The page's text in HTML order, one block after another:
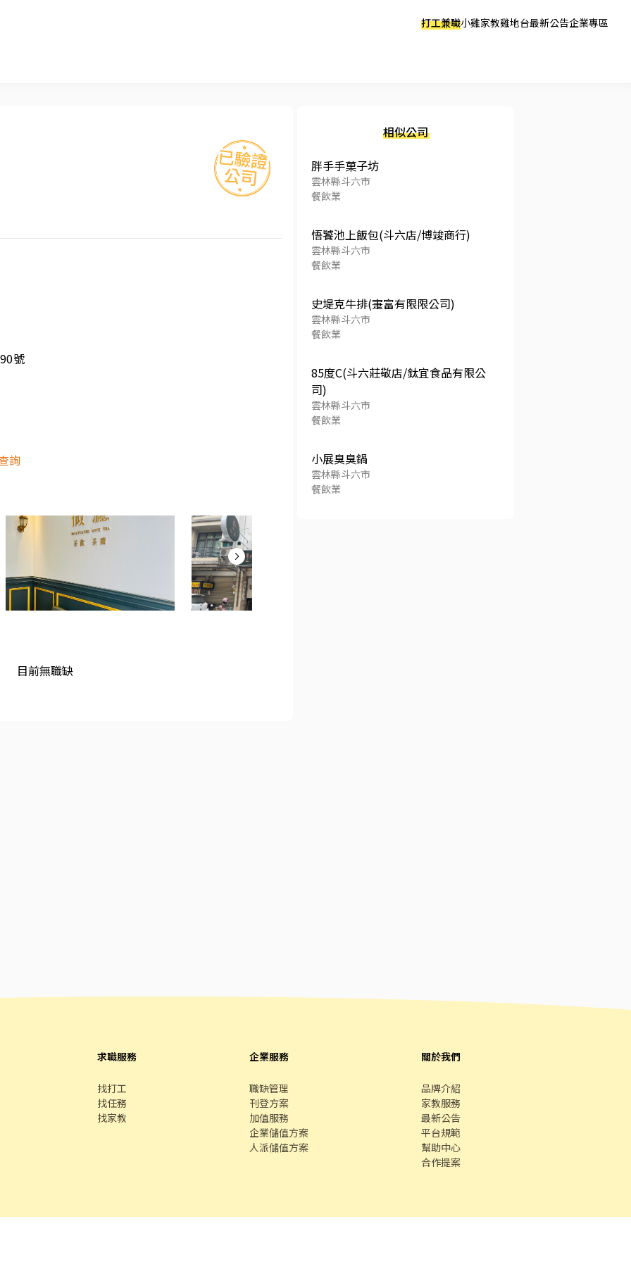
打工兼職小雞家教雞地台最新公告企業專區
號
詢
目前無職缺
相似公司
胖手手菓子坊
雲林縣斗六市
餐飲業
悟饕池上飯包(斗六店/博竣商行)
雲林縣斗六市
餐飲業
史堤克牛排(寁富有限限公司)
雲林縣斗六市
餐飲業
85度C(斗六莊敬店/鈦宜食品有限公
司)
雲林縣斗六市
餐飲業
小展臭臭鍋
雲林縣斗六市
餐飲業
求職服務
找打工
找任務
找家教
企業服務
職缺管理
刊登方案
加值服務
企業儲值方案
人派儲值方案
關於我們
品牌介紹
家教服務
最新公告
平台規範
幫助中心
合作提案